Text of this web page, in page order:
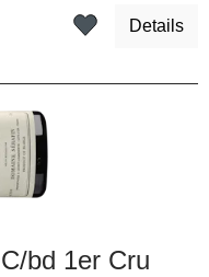
Details
bd 1er Cru